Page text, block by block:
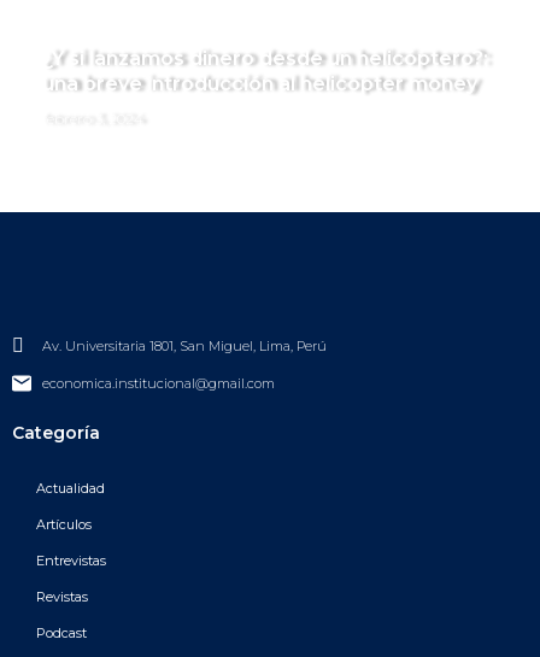
¿Y si lanzamos dinero desde un helicóptero?:
una breve introducción al helicopter money
Av. Universitaria 1801, San Miguel, Lima, Perú
economica.institucional@gmail.com
Categoría
Actualidad
Artículos
Entrevistas
Revistas
Podcast